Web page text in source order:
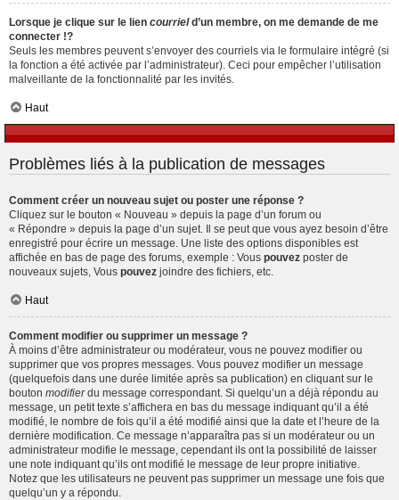
Lorsque je clique sur le lien courrield’un membre, on me demande de me
connecter !?
Seuls les membres peuvent s’envoyer des courriels via le formulaire intégré (si
la fonction a été activée par l’administrateur). Ceci pour empêcher l’utilisation
malveillante de la fonctionnalité par les invités.
Haut
Problèmes liés à la publication de messages
Comment créer un nouveau sujet ou poster une réponse ?
Cliquez sur le bouton « Nouveau » depuis la page d’un forum ou
« Répondre » depuis la page d’un sujet. Il se peut que vous ayez besoin d’être
enregistré pour écrire un message. Une liste des options disponibles est
affichée en bas de page des forums, exemple : Vous pouvez poster de
nouveaux sujets, Vous pouvez joindre des fichiers, etc.
Haut
Comment modifier ou supprimer un message ?
À moins d’être administrateur ou modérateur, vous ne pouvez modifier ou
supprimer que vos propres messages. Vous pouvez modifier un message
(quelquefois dans une durée limitée après sa publication) en cliquant sur le
bouton modifierdu message correspondant. Si quelqu’un a déjà répondu au
message, un petit texte s’affichera en bas du message indiquant qu’il a été
modifié, le nombre de fois qu’il a été modifié ainsi que la date et l’heure de la
dernière modification. Ce message n’apparaîtra pas si un modérateur ou un
administrateur modifie le message, cependant ils ont la possibilité de laisser
une note indiquant qu’ils ont modifié le message de leur propre initiative.
Notez que les utilisateurs ne peuvent pas supprimer un message une fois que
quelqu’un y a répondu.